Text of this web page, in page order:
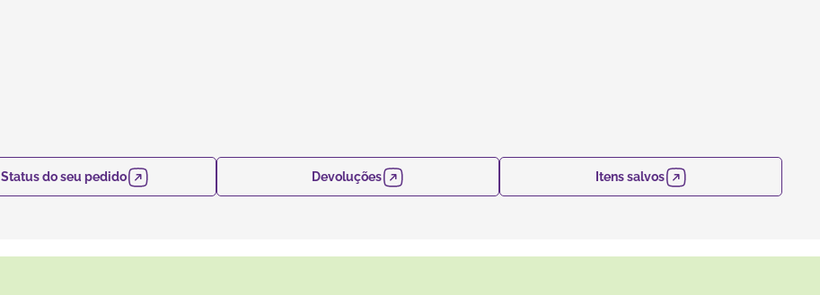
Status do seu pedido Devoluções Itens salvos